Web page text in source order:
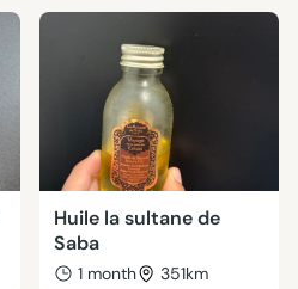
Huile la sultane de
Saba
1 month 351km